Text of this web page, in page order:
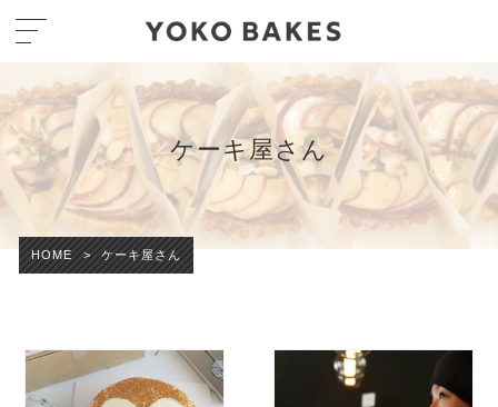
ケーキ屋さん
HOME > ケーキ屋さん